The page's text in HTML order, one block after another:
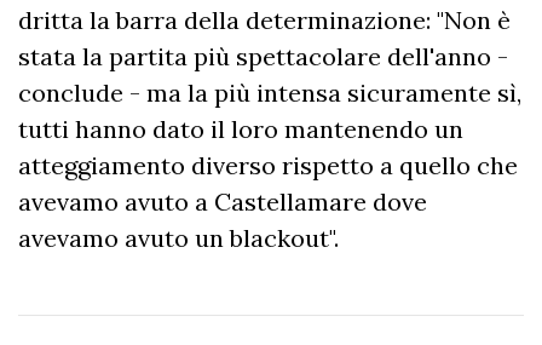
dritta la barra della determinazione: "Non è
stata la partita più spettacolare dell'anno -
conclude - ma la più intensa sicuramente sì,
tutti hanno dato il loro mantenendo un
atteggiamento diverso rispetto a quello che
avevamo avuto a Castellamare dove
avevamo avuto un blackout".